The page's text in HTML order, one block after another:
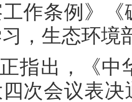
作条例》
，生态环境
指出，《中
四次会议表